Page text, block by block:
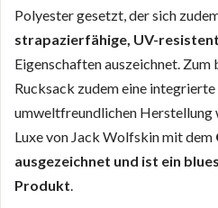
Polyester gesetzt, der sich
strapazierfähige, UV-
Eigenschaften auszeichnet.
Rucksack zudem eine
umweltfreundlichen Herstellung
Luxe von Jack Wolfskin mit dem
ausgezeichnet und ist ein
Produkt.